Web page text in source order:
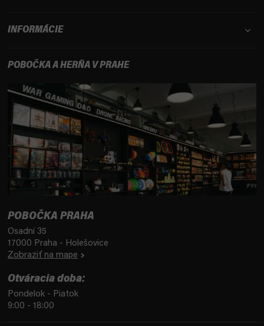
INFORMÁCIE
POBOČKA A HERŇA V PRAHE
POBOČKA PRAHA
Osadní 35
17000 Praha - Holešovice
Zobraziť na mape
Otváracia doba:
Pondelok - Piatok
9:00 - 18:00